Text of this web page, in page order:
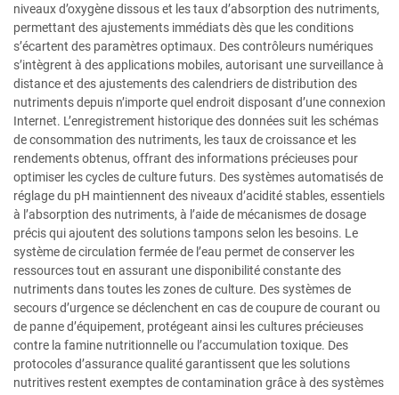
niveaux d’oxygène dissous et les taux d’absorption des nutriments,
permettant des ajustements immédiats dès que les conditions
s’écartent des paramètres optimaux. Des contrôleurs numériques
s’intègrent à des applications mobiles, autorisant une surveillance à
distance et des ajustements des calendriers de distribution des
nutriments depuis n’importe quel endroit disposant d’une connexion
Internet. L’enregistrement historique des données suit les schémas
de consommation des nutriments, les taux de croissance et les
rendements obtenus, offrant des informations précieuses pour
optimiser les cycles de culture futurs. Des systèmes automatisés de
réglage du pH maintiennent des niveaux d’acidité stables, essentiels
à l’absorption des nutriments, à l’aide de mécanismes de dosage
précis qui ajoutent des solutions tampons selon les besoins. Le
système de circulation fermée de l’eau permet de conserver les
ressources tout en assurant une disponibilité constante des
nutriments dans toutes les zones de culture. Des systèmes de
secours d’urgence se déclenchent en cas de coupure de courant ou
de panne d’équipement, protégeant ainsi les cultures précieuses
contre la famine nutritionnelle ou l’accumulation toxique. Des
protocoles d’assurance qualité garantissent que les solutions
nutritives restent exemptes de contamination grâce à des systèmes